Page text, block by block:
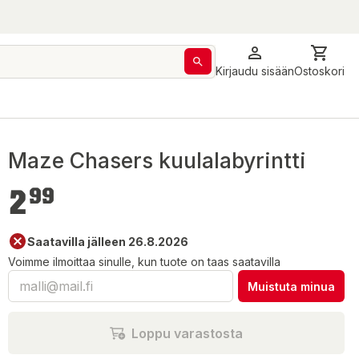
Kirjaudu sisäänOstoskori
Maze Chasers kuulalabyrintti
2,99 €
299
Saatavilla jälleen 26.8.2026
Voimme ilmoittaa sinulle, kun tuote on taas saatavilla
Muistuta minua
Loppu varastosta